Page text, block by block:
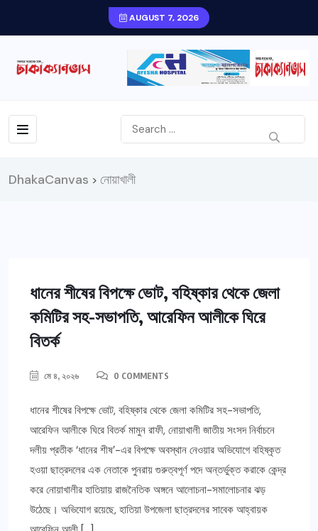
AUGUST 7, 2026
DhakaCanvas > নোয়াখালী
ধানের শীষের বিপক্ষে ভোট, বহিষ্কার থেকে জেলা
কমিটির সহ-সভাপতি, আরেফিন আলীকে ঘিরে
বিতর্ক
মে ৪, ২০২৬ 0 COMMENTS
ধানের শীষের বিপক্ষে ভোট, বহিষ্কার থেকে জেলা কমিটির সহ-সভাপতি,
আরেফিন আলীকে ঘিরে বিতর্ক মামুন রাফী, নোয়াখালী জাতীয় সংসদ নির্বাচনে
দলীয় প্রতীক ‘ধানের শীষ’-এর বিপক্ষে অবস্থান নেওয়ার অভিযোগে বহিষ্কৃত
হওয়া ছাত্রদলের এক নেতাকে পুনরায় গুরুত্বপূর্ণ পদে অন্তর্ভুক্ত করাকে কেন্দ্র
করে নোয়াখালীর হাতিয়ায় রাজনৈতিক অঙ্গনে আলোচনা-সমালোচনার ঝড়
উঠেছে। অভিযোগ রয়েছে, হাতিয়া উপজেলা ছাত্রদলের সাবেক আহ্বায়ক